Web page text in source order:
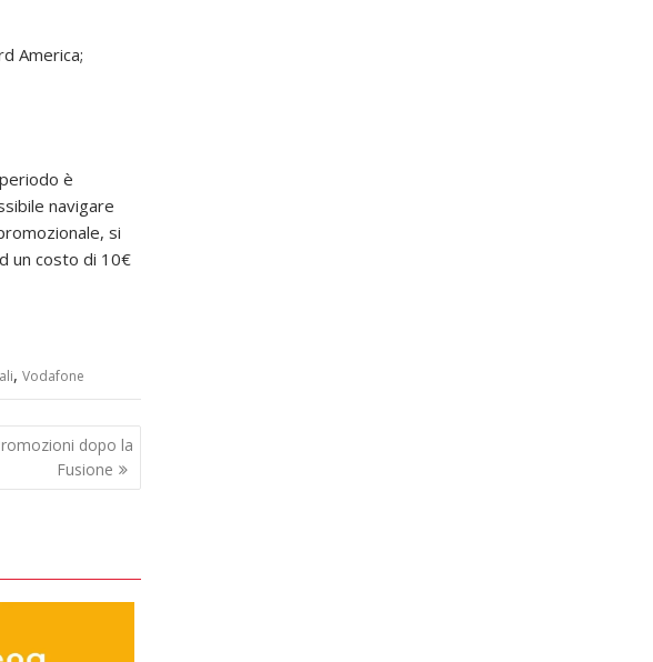
America;
è
navigare
si
un costo di 10€
, Vodafone
dopo la
Fusione